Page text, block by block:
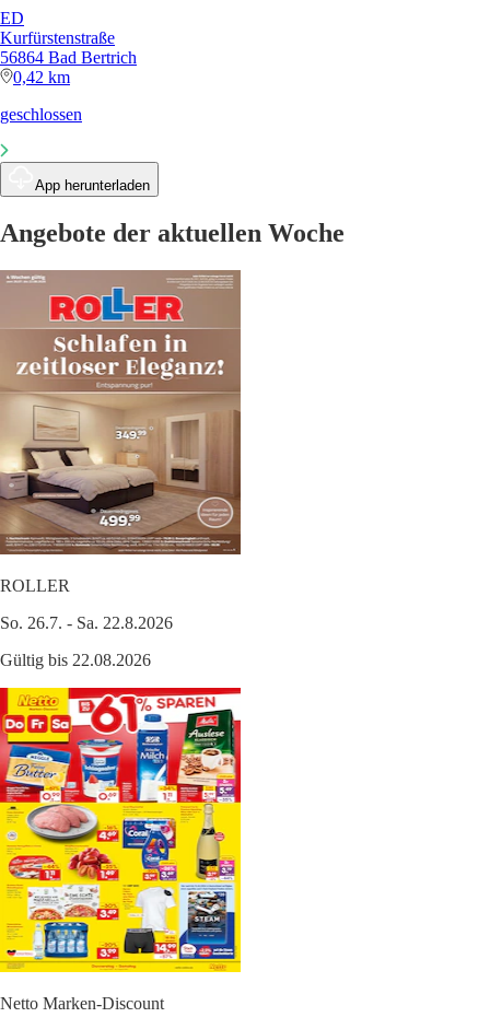
ED
Kurfürstenstraße
56864 Bad Bertrich
0,42 km
geschlossen
App herunterladen
Angebote der aktuellen Woche
ROLLER
So. 26.7. - Sa. 22.8.2026
Gültig bis 22.08.2026
Netto Marken-Discount